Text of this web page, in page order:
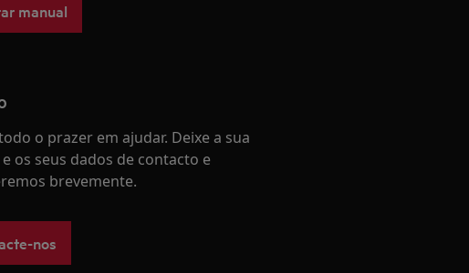
manual
o prazer em ajudar. Deixe a sua
os seus dados de contacto e
brevemente.
nos